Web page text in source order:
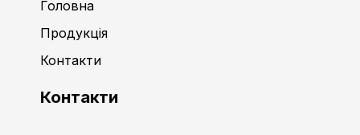
Головна
Продукція
Контакти
Контакти